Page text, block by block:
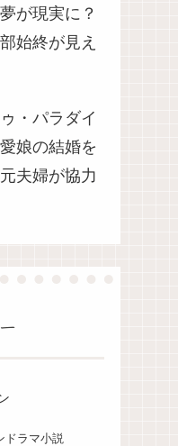
が現実に？
始終が見え
・パラダイ
娘の結婚を
夫婦が協力
ドラマ小説